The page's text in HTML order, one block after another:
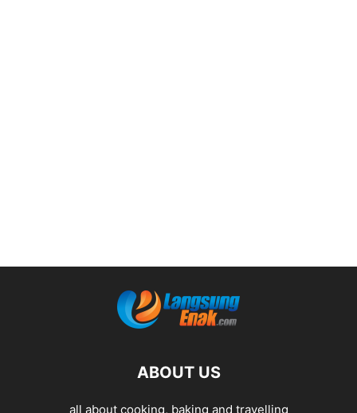
ABOUT US
all about cooking, baking and travelling